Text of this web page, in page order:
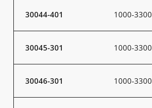
30044-401 1000-3300
30045-301 1000-3300
30046-301 1000-3300